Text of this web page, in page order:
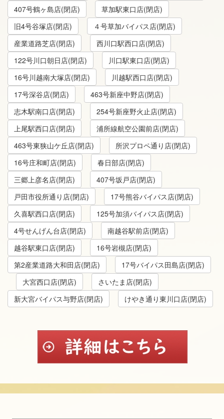
407号鶴ヶ島店(閉店)
草加駅東口店(閉店)
旧4号谷塚店(閉店)
４号草加バイパス店(閉店)
産業道路芝店(閉店)
西川口駅西口店(閉店)
122号川口朝日店(閉店)
川口駅東口店(閉店)
16号川越南大塚店(閉店)
川越駅西口店(閉店)
17号深谷店(閉店)
463号新座中野店(閉店)
志木駅南口店(閉店)
254号新座野火止店(閉店)
上尾駅西口店(閉店)
浦所線航空公園前店(閉店)
463号東狭山ケ丘店(閉店)
所沢プロペ通り店(閉店)
16号庄和町店(閉店)
春日部店(閉店)
三郷上彦名店(閉店)
407号坂戸店(閉店)
戸田市役所通り店(閉店)
17号熊谷バイパス店(閉店)
久喜駅西口店(閉店)
125号加須バイパス店(閉店)
4号せんげん台店(閉店)
南越谷駅前店(閉店)
越谷駅東口店(閉店)
16号岩槻店(閉店)
第2産業道路大和田店(閉店)
17号バイパス田島店(閉店)
大宮西口店(閉店)
さいたま店(閉店)
新大宮バイパス与野店(閉店)
けやき通り東川口店(閉店)